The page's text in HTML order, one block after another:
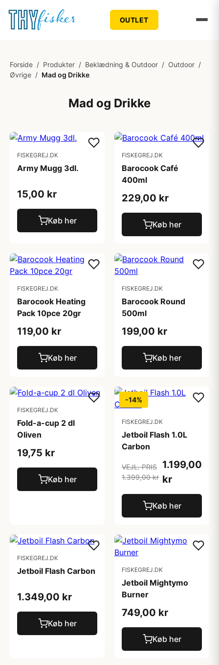
OUTLET
Forside / Produkter / Beklædning & Outdoor / Outdoor /
Øvrige / Mad og Drikke
Mad og Drikke
FISKEGREJ.DK
Army Mugg 3dl.
15,00 kr
Køb her
FISKEGREJ.DK
Barocook Café
400ml
229,00 kr
Køb her
FISKEGREJ.DK
Barocook Heating
Pack 10pce 20gr
119,00 kr
Køb her
FISKEGREJ.DK
Barocook Round
500ml
199,00 kr
Køb her
FISKEGREJ.DK
Fold-a-cup 2 dl
Oliven
19,75 kr
Køb her
-14%
FISKEGREJ.DK
Jetboil Flash 1.0L
Carbon
VEJL. PRIS
1.399,00 kr
1.199,00
kr
Køb her
FISKEGREJ.DK
Jetboil Flash Carbon
1.349,00 kr
Køb her
FISKEGREJ.DK
Jetboil Mightymo
Burner
749,00 kr
Køb her